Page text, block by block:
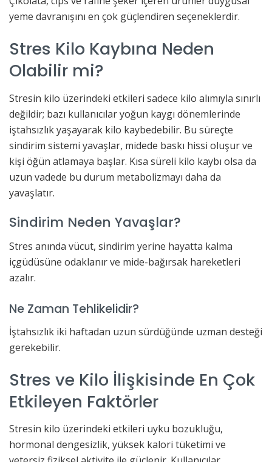
yeme davranışını en çok güçlendiren seçeneklerdir.
Stres Kilo Kaybına Neden
Olabilir mi?
Stresin kilo üzerindeki etkileri sadece kilo alımıyla sınırlı
değildir; bazı kullanıcılar yoğun kaygı dönemlerinde
iştahsızlık yaşayarak kilo kaybedebilir. Bu süreçte
sindirim sistemi yavaşlar, midede baskı hissi oluşur ve
kişi öğün atlamaya başlar. Kısa süreli kilo kaybı olsa da
uzun vadede bu durum metabolizmayı daha da
yavaşlatır.
Sindirim Neden Yavaşlar?
Stres anında vücut, sindirim yerine hayatta kalma
içgüdüsüne odaklanır ve mide-bağırsak hareketleri
azalır.
Ne Zaman Tehlikelidir?
İştahsızlık iki haftadan uzun sürdüğünde uzman desteği
gerekebilir.
Stres ve Kilo İlişkisinde En Çok
Etkileyen Faktörler
Stresin kilo üzerindeki etkileri uyku bozukluğu,
hormonal dengesizlik, yüksek kalori tüketimi ve